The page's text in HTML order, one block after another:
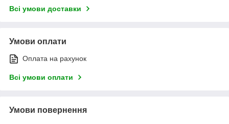
Всі умови доставки
Умови оплати
Оплата на рахунок
Всі умови оплати
Умови повернення